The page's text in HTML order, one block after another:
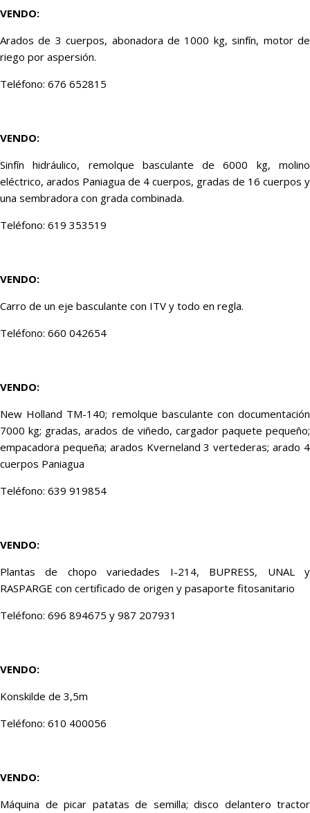
VENDO:
Arados de 3 cuerpos, abonadora de 1000 kg, sinfín, motor de
riego por aspersión.
Teléfono: 676 652815
VENDO:
Sinfín hidráulico, remolque basculante de 6000 kg, molino
eléctrico, arados Paniagua de 4 cuerpos, gradas de 16 cuerpos y
una sembradora con grada combinada.
Teléfono: 619 353519
VENDO:
Carro de un eje basculante con ITV y todo en regla.
Teléfono: 660 042654
VENDO:
New Holland TM-140; remolque basculante con documentación
7000 kg; gradas, arados de viñedo, cargador paquete pequeño;
empacadora pequeña; arados Kverneland 3 vertederas; arado 4
cuerpos Paniagua
Teléfono: 639 919854
VENDO:
Plantas de chopo variedades I-214, BUPRESS, UNAL y
RASPARGE con certificado de origen y pasaporte fitosanitario
Teléfono: 696 894675 y 987 207931
VENDO:
Konskilde de 3,5m
Teléfono: 610 400056
VENDO:
Máquina de picar patatas de semilla; disco delantero tractor